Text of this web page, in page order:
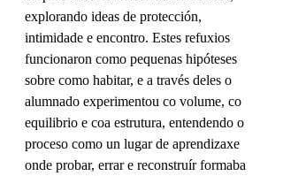
explorando ideas de protección,
intimidade e encontro. Estes refuxios
funcionaron como pequenas hipóteses
sobre como habitar, e a través deles o
alumnado experimentou co volume, co
equilibrio e coa estrutura, entendendo o
proceso como un lugar de aprendizaxe
onde probar, errar e reconstruír formaba